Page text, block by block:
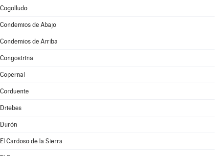
Cogolludo
Condemios de Abajo
Condemios de Arriba
Congostrina
Copernal
Corduente
Driebes
Durón
El Cardoso de la Sierra